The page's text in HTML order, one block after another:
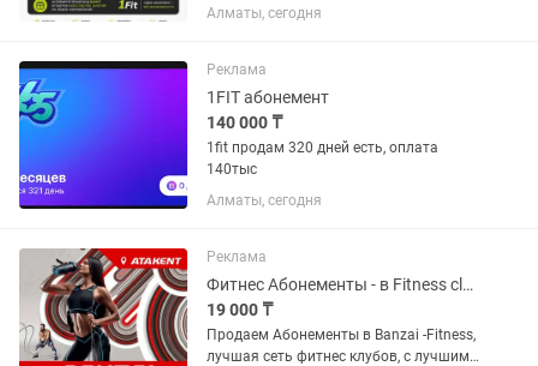
Алматы, сегодня
Реклама
1FIT абонемент
140 000 ₸
1fit продам 320 дней есть, оплата
140тыс
Алматы, сегодня
Реклама
Фитнес Абонементы - в Fitness club Banzai (Atakent). Продаем срочно!
19 000 ₸
Продаем Абонементы в Banzai -Fitness,
лучшая сеть фитнес клубов, с лучшими